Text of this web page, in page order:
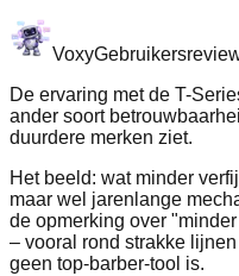
Voxy
De ervaring met de T-
ander soort
duurdere merken ziet.
Het beeld: wat minder
maar wel jarenlange
de opmerking over
– vooral rond strakke
geen top-barber-tool is.